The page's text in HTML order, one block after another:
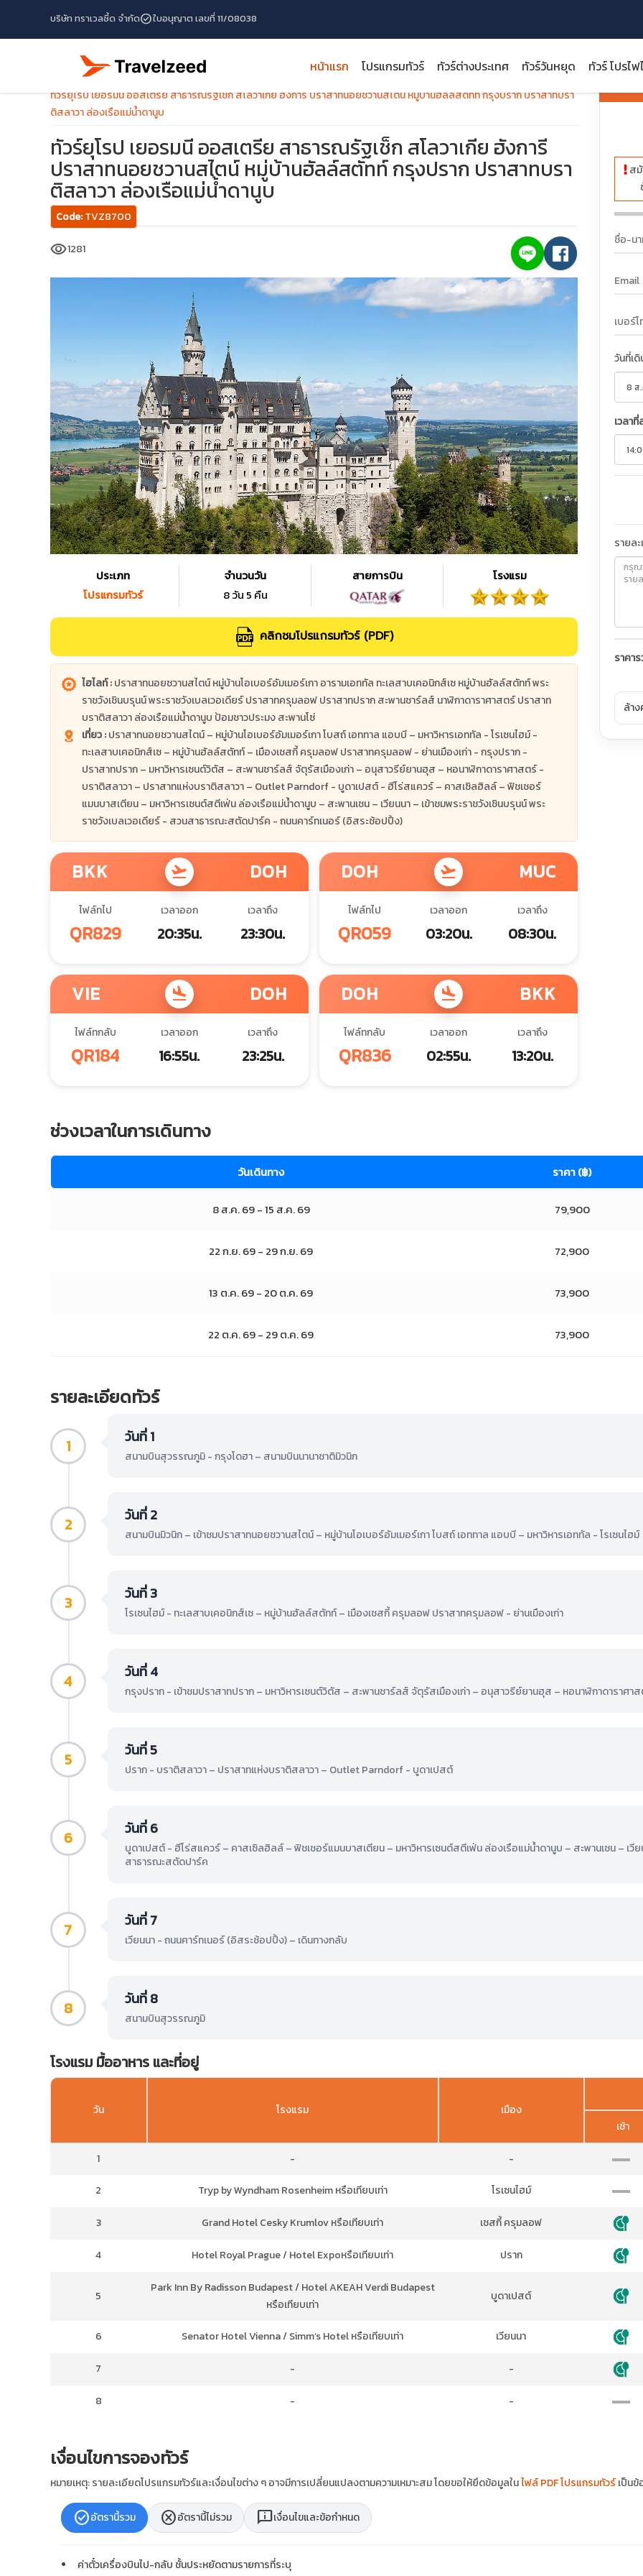
บริษัท ทราเวลซี้ด จำกัดcheck_circleใบอนุญาต เลขที่ 11/08038
หน้าแรก โปรแกรมทัวร์ ทัวร์ต่างประเทศ ทัวร์วันหยุด ทัวร์ โปรไ
หน้าแรก โปรแกรมทัวร์
ทัวร์Czech Republic
ทัวร์ยุโรป เยอรมนี ออสเตรีย สาธารณรัฐเช็ก สโลวาเกีย ฮังการี ปราสาทนอยชวานสไตน์ หมู่บ้านฮัลล์สตัทท์ กรุงปราก ปราสาทบรา
ติสลาวา ล่องเรือแม่น้ำดานูบ
ทัวร์ยุโรป เยอรมนี ออสเตรีย สาธารณรัฐเช็ก สโลวาเกีย ฮังการี
ปราสาทนอยชวานสไตน์ หมู่บ้านฮัลล์สตัทท์ กรุงปราก ปราสาทบรา
ติสลาวา ล่องเรือแม่น้ำดานูบ
Code:TVZ8700
visibility1281
ประเภท
โปรแกรมทัวร์
จำนวนวัน
8 วัน 5 คืน
สายการบิน โรงแรม
คลิกชมโปรแกรมทัวร์ (PDF)
ไฮไลท์ :ปราสาทนอยชวานสไตน์ หมู่บ้านโอเบอร์อัมเมอร์เกา อารามเอททัล ทะเลสาบเคอนิกส์เซ หมู่บ้านฮัลล์สตัทท์ พระ
ราชวังเชินบรุนน์ พระราชวังเบลเวอเดียร์ ปราสาทครุมลอฟ ปราสาทปราก สะพานชาร์ลส์ นาฬิกาดาราศาสตร์ ปราสาท
บราติสลาวา ล่องเรือแม่น้ำดานูบ ป้อมชาวประมง สะพานโซ่
เที่ยว :ปราสาทนอยชวานสไตน์ – หมู่บ้านโอเบอร์อัมเมอร์เกา โบสถ์ เอททาล แอบบี – มหาวิหารเอททัล - โรเซนไฮม์ -
ทะเลสาบเคอนิกส์เซ – หมู่บ้านฮัลล์สตัทท์ – เมืองเชสกี้ ครุมลอฟ ปราสาทครุมลอฟ - ย่านเมืองเก่า - กรุงปราก -
ปราสาทปราก – มหาวิหารเซนต์วิตัส – สะพานชาร์ลส์ จัตุรัสเมืองเก่า – อนุสาวรีย์ยานฮุส – หอนาฬิกาดาราศาสตร์ -
บราติสลาวา – ปราสาทแห่งบราติสลาวา – Outlet Parndorf - บูดาเปสต์ - ฮีโร่สแควร์ – คาสเซิลฮิลล์ – ฟิชเชอร์
แมนบาสเตียน – มหาวิหารเซนต์สตีเฟ่น ล่องเรือแม่น้ำดานูบ – สะพานเชน – เวียนนา – เข้าชมพระราชวังเชินบรุนน์ พระ
ราชวังเบลเวอเดียร์ - สวนสาธารณะสตัดปาร์ค - ถนนคาร์ทเนอร์ (อิสระช้อปปิ้ง)
BKK flight_takeoff DOH
ไฟล์ทไป
QR829
เวลาออก
20:35น.
เวลาถึง
23:30น.
DOH flight_takeoff MUC
ไฟล์ทไป
QR059
เวลาออก
03:20น.
เวลาถึง
08:30น.
VIE flight_land DOH
ไฟล์ทกลับ
QR184
เวลาออก
16:55น.
เวลาถึง
23:25น.
DOH flight_land BKK
ไฟล์ทกลับ
QR836
เวลาออก
02:55น.
เวลาถึง
13:20น.
ส
วันที่เ
เวลา
รายล
ราคา
ล้าง
ช่วงเวลาในการเดินทาง
วันเดินทาง ราคา (฿)
8 ส.ค. 69 - 15 ส.ค. 69 79,900
22 ก.ย. 69 - 29 ก.ย. 69 72,900
13 ต.ค. 69 - 20 ต.ค. 69 73,900
22 ต.ค. 69 - 29 ต.ค. 69 73,900
รายละเอียดทัวร์
1 วันที่ 1
สนามบินสุวรรณภูมิ - กรุงโดฮา – สนามบินนานาชาติมิวนิก
2 วันที่ 2
สนามบินมิวนิก – เข้าชมปราสาทนอยชวานสไตน์ – หมู่บ้านโอเบอร์อัมเมอร์เกา โบสถ์ เอททาล แอบบี – มหาวิหารเอททัล - โรเซนไฮม์
3 วันที่ 3
โรเซนไฮม์ - ทะเลสาบเคอนิกส์เซ – หมู่บ้านฮัลล์สตัทท์ – เมืองเชสกี้ ครุมลอฟ ปราสาทครุมลอฟ - ย่านเมืองเก่า
4 วันที่ 4
กรุงปราก - เข้าชมปราสาทปราก – มหาวิหารเซนต์วิตัส – สะพานชาร์ลส์ จัตุรัสเมืองเก่า – อนุสาวรีย์ยานฮุส – หอนาฬิกาดาราศา
5 วันที่ 5
ปราก - บราติสลาวา – ปราสาทแห่งบราติสลาวา – Outlet Parndorf - บูดาเปสต์
6 วันที่ 6
บูดาเปสต์ - ฮีโร่สแควร์ – คาสเซิลฮิลล์ – ฟิชเชอร์แมนบาสเตียน – มหาวิหารเซนต์สตีเฟ่น ล่องเรือแม่น้ำดานูบ – สะพานเชน – เวีย
สาธารณะสตัดปาร์ค
7 วันที่ 7
เวียนนา - ถนนคาร์ทเนอร์ (อิสระช้อปปิ้ง) – เดินทางกลับ
8 วันที่ 8
สนามบินสุวรรณภูมิ
โรงแรม มื้ออาหาร และที่อยู่
วัน โรงแรม เมือง
เช้า
1 - -
2 Tryp by Wyndham Rosenheim หรือเทียบเท่า โรเซนไฮม์
3 Grand Hotel Cesky Krumlov หรือเทียบเท่า เชสกี้ ครุมลอฟ
4 Hotel Royal Prague / Hotel Expoหรือเทียบเท่า ปราก
5
Park Inn By Radisson Budapest / Hotel AKEAH Verdi Budapest
หรือเทียบเท่า
บูดาเปสต์
6 Senator Hotel Vienna / Simm’s Hotel หรือเทียบเท่า เวียนนา
7 - -
8 - -
เงื่อนไขการจองทัวร์
หมายเหตุ: รายละเอียดโปรแกรมทัวร์และเงื่อนไขต่าง ๆ อาจมีการเปลี่ยนแปลงตามความเหมาะสม โดยขอให้ยึดข้อมูลในไฟล์ PDF โปรแกรมทัวร์เป็นข้
check_circleอัตรานี้รวม cancelอัตรานี้ไม่รวม chat_infoเงื่อนไขและข้อกำหนด
ค่าตั๋วเครื่องบินไป-กลับ ชั้นประหยัดตามรายการที่ระบุ